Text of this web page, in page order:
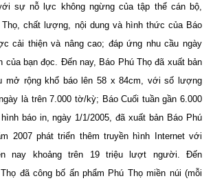
sự nỗ lực không ngừng của tập thể cán bộ,
Thọ, chất lượng, nội dung và hình thức của Báo
cải thiện và nâng cao; đáp ứng nhu cầu ngày
của bạn đọc. Đến nay, Báo Phú Thọ đã xuất bản
mở rộng khổ báo lên 58 x 84cm, với số lượng
là trên 7.000 tờ/kỳ; Báo Cuối tuần gần 6.000
báo in, ngày 1/1/2005, đã xuất bản Báo Phú
2007 phát triển thêm truyền hình Internet với
nay khoảng trên 19 triệu lượt người. Đến
đã công bố ấn phẩm Phú Thọ miền núi (mỗi